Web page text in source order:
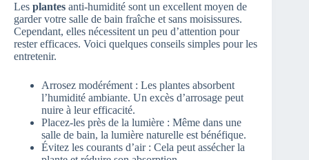
Les plantes anti-humidité sont un excellent moyen de
garder votre salle de bain fraîche et sans moisissures.
Cependant, elles nécessitent un peu d’attention pour
rester efficaces. Voici quelques conseils simples pour les
entretenir.
Arrosez modérément : Les plantes absorbent
l’humidité ambiante. Un excès d’arrosage peut
nuire à leur efficacité.
Placez-les près de la lumière : Même dans une
salle de bain, la lumière naturelle est bénéfique.
Évitez les courants d’air : Cela peut assécher la